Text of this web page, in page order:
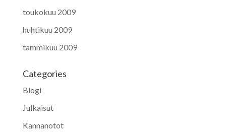
toukokuu 2009
huhtikuu 2009
tammikuu 2009
Categories
Blogi
Julkaisut
Kannanotot